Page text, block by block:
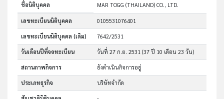
ชื่อนิติบุคคล MAR TOGG (THAILAND) CO., LTD.
เลขทะเบียนนิติบุคคล 0105531076401
เลขทะเบียนนิติบุคคล (เดิม) 7642/2531
วันเดือนปีที่จดทะเบียน วันที่ 27 ก.ย. 2531(37 ปี 10 เดือน 23 วัน)
สถานภาพกิจการ ยังดำเนินกิจการอยู่
ประเภทธุรกิจ บริษัทจำกัด